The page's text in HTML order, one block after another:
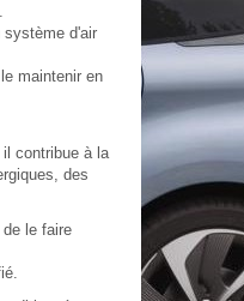
système d'air
maintenir en
contribue à la
des
le faire